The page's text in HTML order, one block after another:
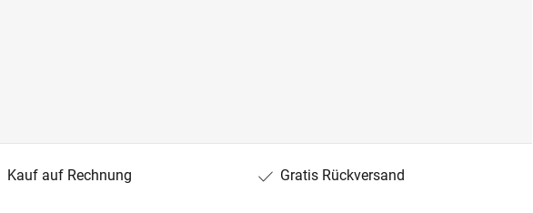
Kauf auf Rechnung Gratis Rückversand